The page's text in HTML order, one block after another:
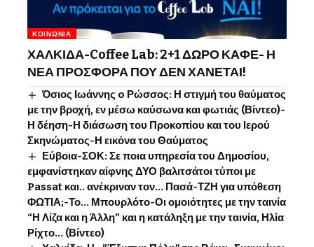
ΚΟΙΝΩΝΊΑ
ΧΑΛΚΙΔΑ-Coffee Lab: 2+1 ΔΩΡΟ ΚΑΦΕ- Η
ΝΕΑ ΠΡΟΣΦΟΡΑ ΠΟΥ ΔΕΝ ΧΑΝΕΤΑΙ!
Όσιος Ιωάννης o Ρώσσος: Η στιγμή του θαύματος
με την βροχή, εν μέσω καύσωνα και φωτιάς (Βίντεο)-
Η δέηση-Η διάσωση του Προκοπίου και του Ιερού
Σκηνώματος-Η εικόνα του Θαύματος
Εύβοια-ΣΟΚ: Σε ποια υπηρεσία του Δημοσίου,
εμφανίστηκαν αίφνης ΔΥΟ βαλιτσάτοι τύποι με
Passat και.. ανέκριναν τον… Πασά-ΤΖΗ για υπόθεση
ΦΩΤΙΑ;-Το… Μπουρλότο-Οι ομοιότητες με την ταινία
“Η Λίζα και η Άλλη” και η κατάληξη με την ταινία, Ηλία
Ρίχτο… (Βίντεο)